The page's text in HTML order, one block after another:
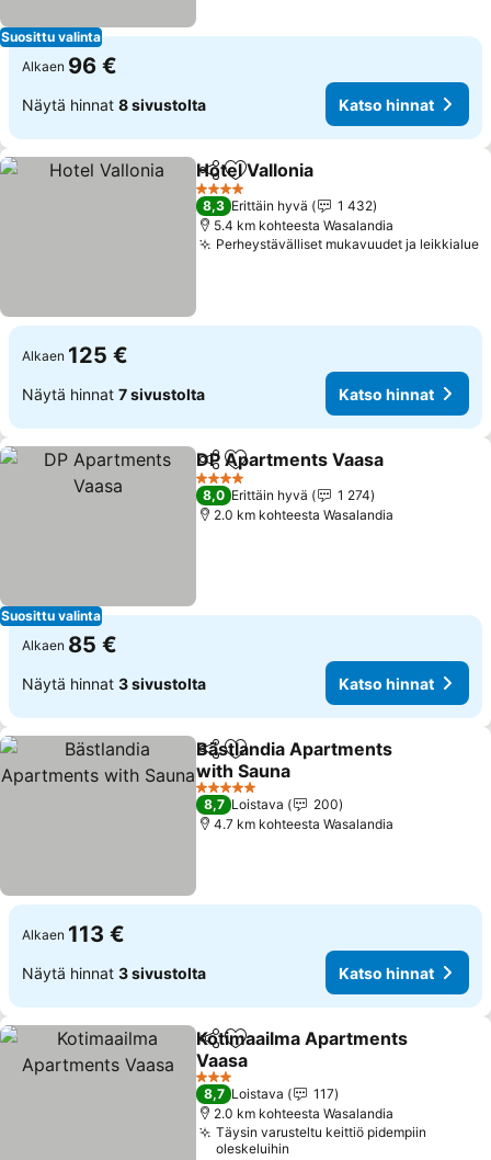
Suosittu valinta
Alkaen 96 €
Näytä hinnat 8 sivustolta Katso hinnat
Jaa Lisää suosikkeihin
Hotel Vallonia
4 Tähtiluokitus
8,3 Erittäin hyvä
1 432
5.4 km kohteesta Wasalandia
Perheystävälliset mukavuudet ja leikkialue
Alkaen 125 €
Näytä hinnat 7 sivustolta Katso hinnat
Suosittu valinta
Jaa Lisää suosikkeihin
DP Apartments Vaasa
4 Tähtiluokitus
8,0 Erittäin hyvä
1 274
2.0 km kohteesta Wasalandia
Alkaen 85 €
Näytä hinnat 3 sivustolta Katso hinnat
Jaa Lisää suosikkeihin
Bästlandia Apartments
with Sauna
5 Tähtiluokitus
8,7 Loistava
200
4.7 km kohteesta Wasalandia
Alkaen 113 €
Näytä hinnat 3 sivustolta Katso hinnat
Jaa Lisää suosikkeihin
Kotimaailma Apartments
Vaasa
3 Tähtiluokitus
8,7 Loistava
117
2.0 km kohteesta Wasalandia
Täysin varusteltu keittiö pidempiin
oleskeluihin